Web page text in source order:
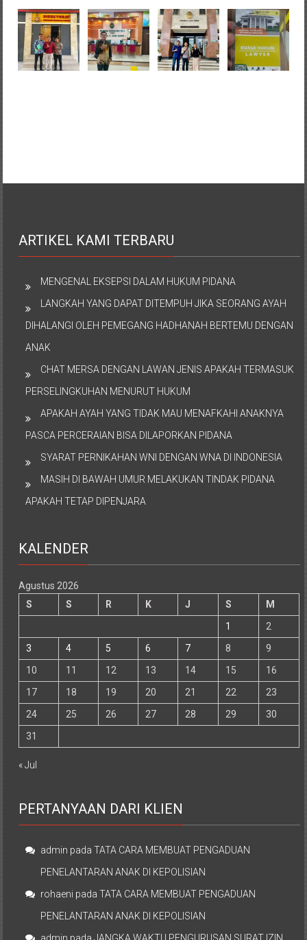
ARTIKEL KAMI TERBARU
MENGENAL EKSEPSI DALAM HUKUM PIDANA
LANGKAH YANG DAPAT DITEMPUH JIKA SEORANG AYAH
DIHALANGI OLEH PEMEGANG HADHANAH BERTEMU DENGAN
ANAK
CHAT MERSA DENGAN LAWAN JENIS APAKAH TERMASUK
PERSELINGKUHAN MENURUT HUKUM
APAKAH AYAH YANG TIDAK MAU MENAFKAHI ANAKNYA
PASCA PERCERAIAN BISA DILAPORKAN PIDANA
SYARAT PERNIKAHAN WNI DENGAN WNA DI INDONESIA
MASIH DI BAWAH UMUR MELAKUKAN TINDAK PIDANA
APAKAH TETAP DIPENJARA
KALENDER
Agustus 2026
S
S R K J S
M
1
2
3
4 5 6 7 8
9
10
11 12 13 14 15
16
17
18 19 20 21 22
23
24
25 26 27 28 29
30
31
« Jul
PERTANYAAN DARI KLIEN
admin padaTATA CARA MEMBUAT PENGADUAN
PENELANTARAN ANAK DI KEPOLISIAN
rohaeni padaTATA CARA MEMBUAT PENGADUAN
PENELANTARAN ANAK DI KEPOLISIAN
admin padaJANGKA WAKTU PENGURUSAN SURAT IZIN